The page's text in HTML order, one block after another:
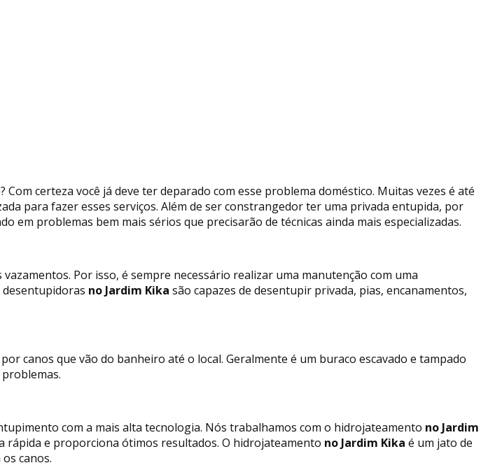
Com certeza você já deve ter deparado com esse problema doméstico. Muitas vezes é até
para fazer esses serviços. Além de ser constrangedor ter uma privada entupida, por
problemas bem mais sérios que precisarão de técnicas ainda mais especializadas.
Por isso, é sempre necessário realizar uma manutenção com uma
no Jardim Kika são capazes de desentupir privada, pias, encanamentos,
canos que vão do banheiro até o local. Geralmente é um buraco escavado e tampado
com a mais alta tecnologia. Nós trabalhamos com o hidrojateamento no Jardim
rápida e proporciona ótimos resultados. O hidrojateamento no Jardim Kika é um jato de
canos.